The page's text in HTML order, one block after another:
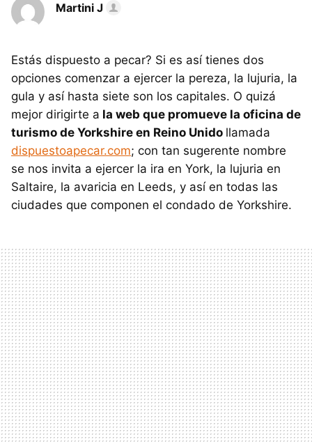
Martini J
Estás dispuesto a pecar? Si es así tienes dos
opciones comenzar a ejercer la pereza, la lujuria, la
gula y así hasta siete son los capitales. O quizá
mejor dirigirte a la web que promueve la oficina de
turismo de Yorkshire en Reino Unido llamada
dispuestoapecar.com; con tan sugerente nombre
se nos invita a ejercer la ira en York, la lujuria en
Saltaire, la avaricia en Leeds, y así en todas las
ciudades que componen el condado de Yorkshire.